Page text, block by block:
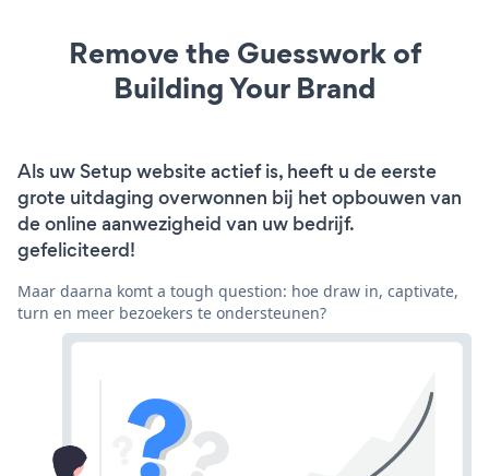
Remove the Guesswork of
Building Your Brand
Als uw Setup website actief is, heeft u de eerste
grote uitdaging overwonnen bij het opbouwen van
de online aanwezigheid van uw bedrijf.
gefeliciteerd!
Maar daarna komt a tough question: hoe draw in, captivate,
turn en meer bezoekers te ondersteunen?